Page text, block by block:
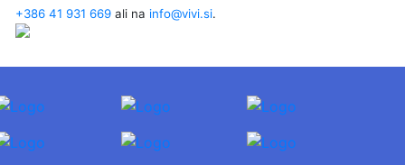
+386 41 931 669 ali na info@vivi.si.